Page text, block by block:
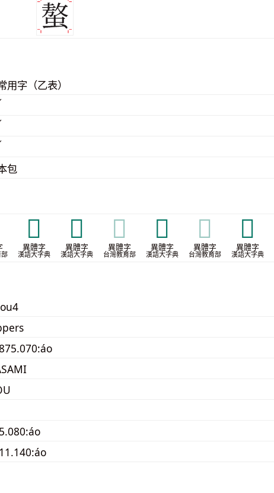
用字（乙表）
包
部
𨄨
異體字
漢語大字典
𨅚
異體字
漢語大字典
𨅚
異體字
台灣教育部
𩪋
異體字
漢語大字典
𩪋
異體字
台灣教育部
𩪕
異體字
漢語大字典